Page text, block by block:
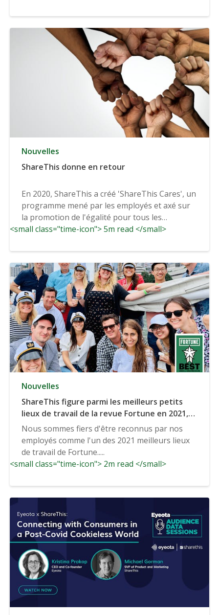
Nouvelles
ShareThis donne en retour
En 2020, ShareThis a créé 'ShareThis Cares', un
programme mené par les employés et axé sur
la promotion de l'égalité pour tous les
membres...
<small class="time-icon"> 5m read </small>
Nouvelles
ShareThis figure parmi les meilleurs petits
lieux de travail de la revue Fortune en 2021,
selon Great Place to Work.
Nous sommes fiers d'être reconnus par nos
employés comme l'un des 2021 meilleurs lieux
de travail de Fortune.....
<small class="time-icon"> 2m read </small>